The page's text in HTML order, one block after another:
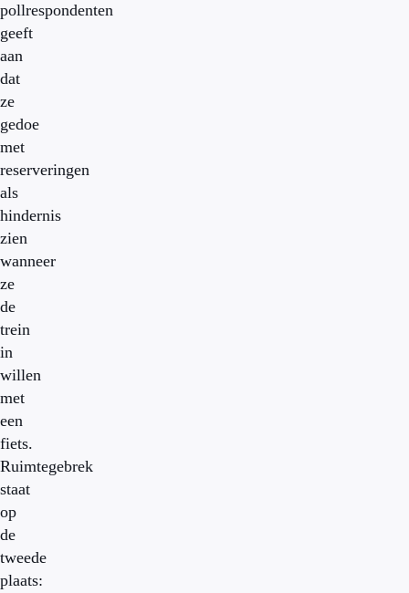
pollrespondenten
geeft
aan
dat
ze
gedoe
met
reserveringen
als
hindernis
zien
wanneer
ze
de
trein
in
willen
met
een
fiets.
Ruimtegebrek
staat
op
de
tweede
plaats: